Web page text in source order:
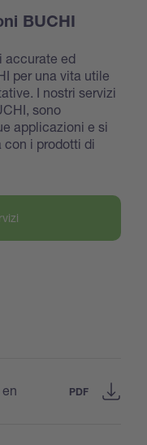
BUCHI
accurate ed
per una vita utile
I nostri servizi
sono
applicazioni e si
con i prodotti di
PDF